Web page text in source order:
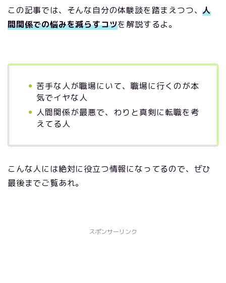
この記事では、そんな自分の体験談を踏まえつつ、人
間関係での悩みを減らすコツを解説するよ。
苦手な人が職場にいて、職場に行くのが本
気でイヤな人
人間関係が最悪で、わりと真剣に転職を考
えてる人
こんな人には絶対に役立つ情報になってるので、ぜひ
最後までご覧あれ。
スポンサーリンク